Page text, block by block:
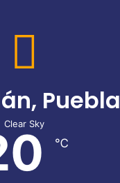
Puebla
Clear Sky
℃